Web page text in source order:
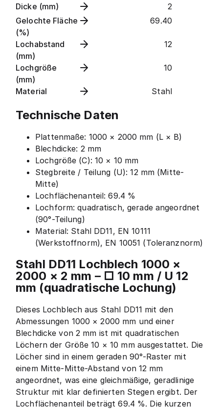
Dicke (mm)
2
Gelochte Fläche
(%)
69.40
Lochabstand
(mm)
12
Lochgröße
(mm)
10
Material Stahl
Technische Daten
Plattenmaße: 1000 × 2000 mm (L × B)
Blechdicke: 2 mm
Lochgröße (C): 10 × 10 mm
Stegbreite / Teilung (U): 12 mm (Mitte-
Mitte)
Lochflächenanteil: 69.4 %
Lochform: quadratisch, gerade angeordnet
(90°-Teilung)
Material: Stahl DD11, EN 10111
(Werkstoffnorm), EN 10051 (Toleranznorm)
Stahl DD11 Lochblech 1000 ×
2000 × 2 mm – □ 10 mm / U 12
mm (quadratische Lochung)
Dieses Lochblech aus Stahl DD11 mit den
Abmessungen 1000 × 2000 mm und einer
Blechdicke von 2 mm ist mit quadratischen
Löchern der Größe 10 × 10 mm ausgestattet. Die
Löcher sind in einem geraden 90°-Raster mit
einem Mitte-Mitte-Abstand von 12 mm
angeordnet, was eine gleichmäßige, geradlinige
Struktur mit klar definierten Stegen ergibt. Der
Lochflächenanteil beträgt 69.4 %. Die kurzen